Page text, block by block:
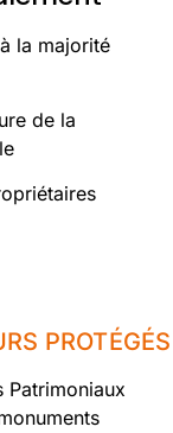
la majorité
de la
PROTÉGÉS
Patrimoniaux